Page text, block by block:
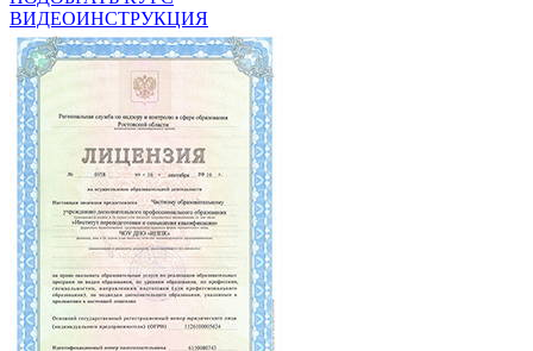
ВИДЕОИНСТРУКЦИЯ